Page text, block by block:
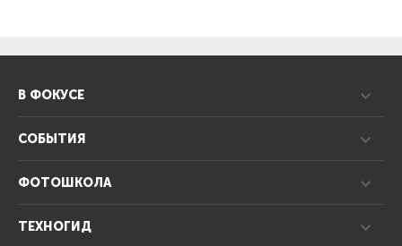
В ФОКУСЕ
СОБЫТИЯ
ФОТОШКОЛА
ТЕХНОГИД